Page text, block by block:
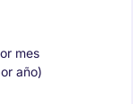
mes
año)